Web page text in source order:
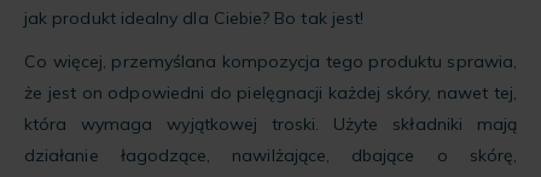
jak produkt idealny dla Ciebie? Bo tak jest!
Co więcej, przemyślana kompozycja tego produktu sprawia,
że jest on odpowiedni do pielęgnacji każdej skóry, nawet tej,
która wymaga wyjątkowej troski. Użyte składniki mają
działanie łagodzące, nawilżające, dbające o skórę,